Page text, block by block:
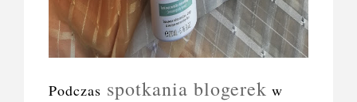
Podczas spotkania blogerek w